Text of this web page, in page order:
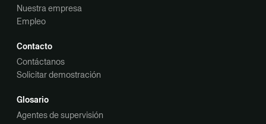
Nuestra empresa
Empleo
Contacto
Contáctanos
Solicitar demostración
Glosario
Agentes de supervisión